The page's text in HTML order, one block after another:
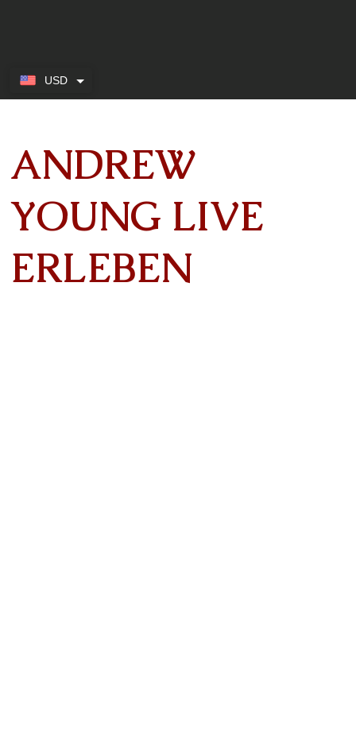
ANDREW
YOUNG LIVE
ERLEBEN
USD